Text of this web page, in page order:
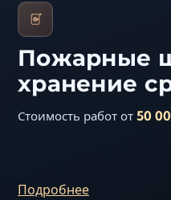
Пожарные
хранение
Стоимость работ от 50
Подробнее